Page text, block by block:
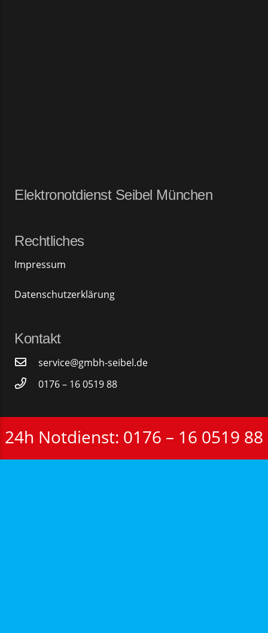
Elektronotdienst Seibel München
Rechtliches
Impressum
Datenschutzerklärung
Kontakt
service@gmbh-seibel.de
0176 – 16 0519 88
24h Notdienst: 0176 – 16 0519 88